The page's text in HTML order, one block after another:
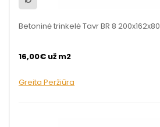
Betoninė trinkelė Tavr BR 8 200x162x80
16,00€ už m2
Greita Peržiūra